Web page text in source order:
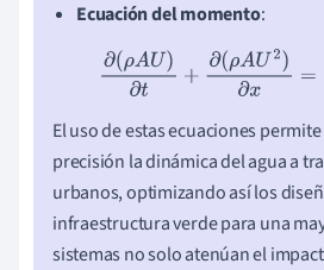
Ecuación del momento:
∂(ρA ) t+∂(ρAU2)∂
El uso de estas ecuaciones
precisión la dinámica del agua a
urbanos, optimizando así los
infraestructura verde para una
sistemas no solo atenúan el